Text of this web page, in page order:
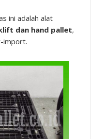
ini adalah alat
dan hand pallet,
import.